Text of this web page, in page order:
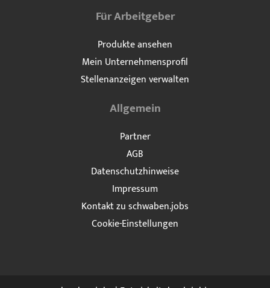
Für Arbeitgeber
Produkte ansehen
Mein Unternehmensprofil
Stellenanzeigen verwalten
Allgemein
Partner
AGB
Datenschutzhinweise
Impressum
Kontakt zu schwaben.jobs
Cookie-Einstellungen